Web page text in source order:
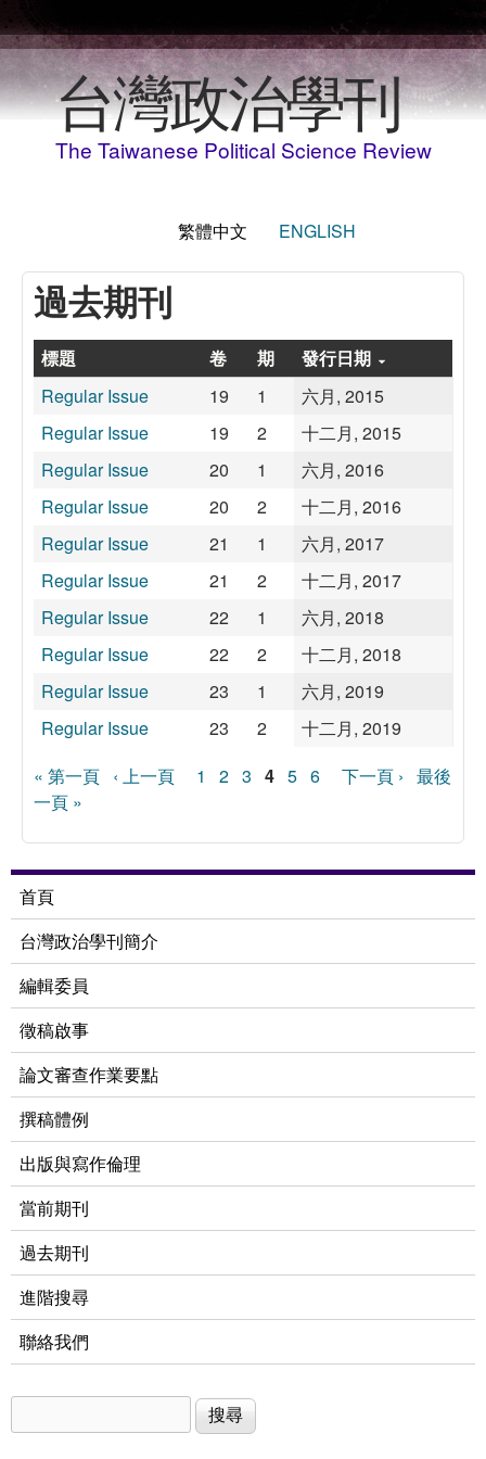
台灣政治學刊
The Taiwanese Political Science Review
繁體中文 ENGLISH
過去期刊
標題 卷 期
發行日期
Regular Issue
19 1
六月, 2015
Regular Issue
19 2
十二月, 2015
Regular Issue
20 1
六月, 2016
Regular Issue
20 2
十二月, 2016
Regular Issue
21 1
六月, 2017
Regular Issue
21 2
十二月, 2017
Regular Issue
22 1
六月, 2018
Regular Issue
22 2
十二月, 2018
Regular Issue
23 1
六月, 2019
Regular Issue
23 2 十二月, 2019
頁面
« 第一頁 ‹ 上一頁 1 2 3 4 5 6 下一頁 › 最後
一頁 »
首頁
台灣政治學刊簡介
編輯委員
徵稿啟事
論文審查作業要點
撰稿體例
出版與寫作倫理
當前期刊
過去期刊
進階搜尋
聯絡我們
搜尋表單